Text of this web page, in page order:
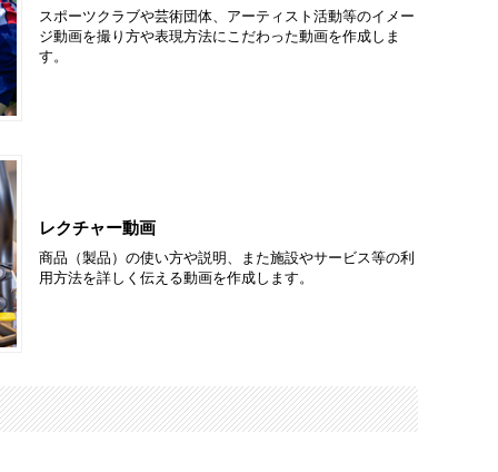
スポーツクラブや芸術団体、アーティスト活動等のイメー
ジ動画を撮り方や表現方法にこだわった動画を作成しま
す。
レクチャー動画
商品（製品）の使い方や説明、また施設やサービス等の利
用方法を詳しく伝える動画を作成します。